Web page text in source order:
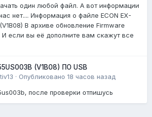
один любой файл. А вот информации
нет.... Информация о файле ECON EX-
В архиве обновление Firmware
И если вы её дополните вам скажут все
(V1B08) ПО USB
· Опубликовано 18 часов назад
после проверки отпишусь